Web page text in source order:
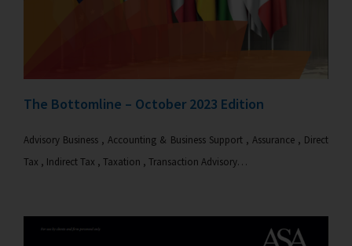
The Bottomline – October 2023 Edition
Advisory Business , Accounting & Business Support , Assurance , Direct
Tax , Indirect Tax , Taxation , Transaction Advisory…